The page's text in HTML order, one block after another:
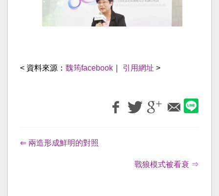
< 資料來源： 魏筠facebook 引用網址 >
⇐ 兩造形成鮮明的對照
戰狼模式被看衰 ⇒